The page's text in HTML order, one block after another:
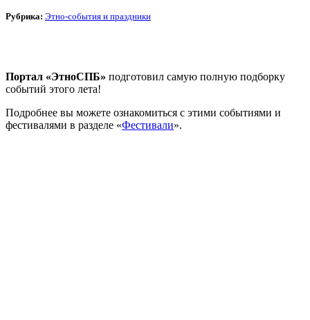
Рубрика: Этно-события и праздники
Портал «ЭтноСПБ» подготовил самую полную подборку
событий этого лета!
Подробнее вы можете ознакомиться с этими событиями и
фестивалями в разделе «Фестивали».